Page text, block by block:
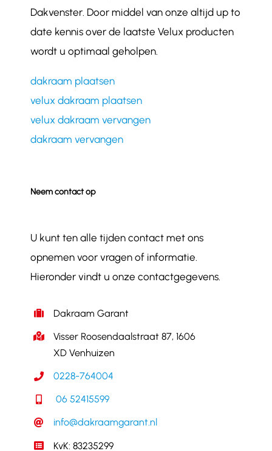
Dakvenster. Door middel van onze altijd up to
date kennis over de laatste Velux producten
wordt u optimaal geholpen.
dakraam plaatsen
velux dakraam plaatsen
velux dakraam vervangen
dakraam vervangen
Neem contact op
U kunt ten alle tijden contact met ons
opnemen voor vragen of informatie.
Hieronder vindt u onze contactgegevens.
Dakraam Garant
Visser Roosendaalstraat 87, 1606
XD Venhuizen
0228-764004
06 52415599
info@dakraamgarant.nl
KvK: 83235299